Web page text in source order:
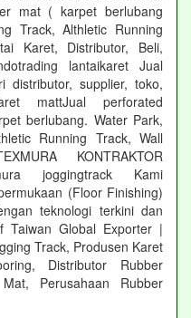
mat ( karpet berlubang
Track, Althletic Running
Karet, Distributor, Beli,
lantaikaret Jual
distributor, supplier, toko,
mattJual perforated
berlubang. Water Park,
Running Track, Wall
KONTRAKTOR
joggingtrack Kami
(Floor Finishing)
teknologi terkini dan
Taiwan Global Exporter |
Track, Produsen Karet
Distributor Rubber
Perusahaan Rubber